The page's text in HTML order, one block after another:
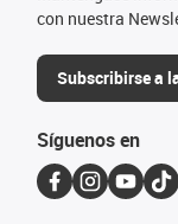
con nuestra
Subscribirse a
Síguenos en